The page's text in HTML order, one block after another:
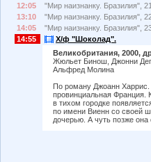
12:05
"Мир наизнанку. Бразилия",
13:10
"Мир наизнанку. Бразилия",
14:05
"Мир наизнанку. Бразилия",
14:55
Х/ф "Шоколад".
Великобритания, 2000,
Жюльет Бинош, Джонни
Альфред Молина
По роману Джоанн Харрис.
провинциальная Франция.
в тихом городке
по имени Виенн со своей
дочерью. А чуть позже она